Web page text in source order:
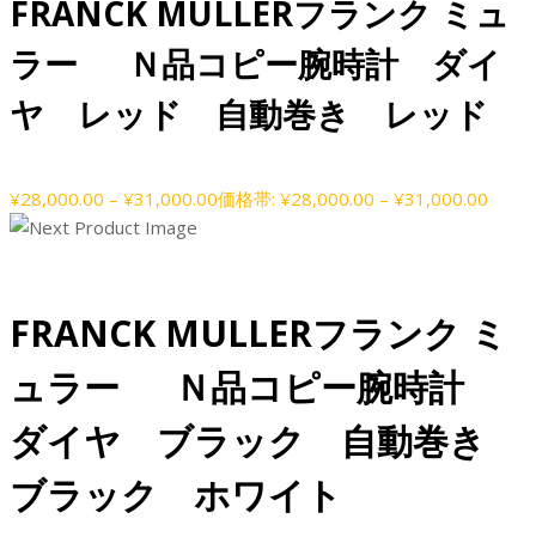
FRANCK MULLERフランク ミュ
ラー Ｎ品コピー腕時計 ダイ
ヤ レッド 自動巻き レッド
¥28,000.00 – ¥31,000.00価格帯: ¥28,000.00 – ¥31,000.00
FRANCK MULLERフランク ミ
ュラー Ｎ品コピー腕時計
ダイヤ ブラック 自動巻き
ブラック ホワイト